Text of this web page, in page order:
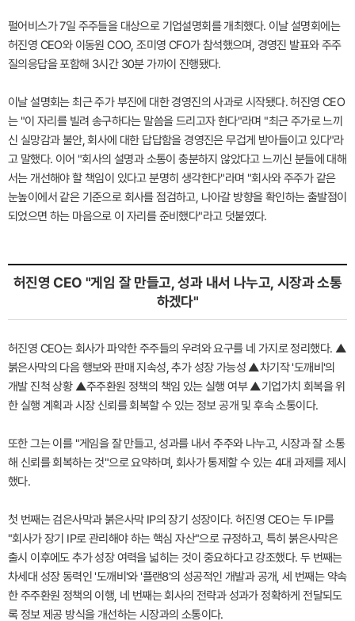
펄어비스가 7일 주주들을 대상으로 기업설명회를 개최했다. 이날 설명회에는
허진영 CEO와 이동원 COO, 조미영 CFO가 참석했으며, 경영진 발표와 주주
질의응답을 포함해 3시간 30분 가까이 진행됐다.
이날 설명회는 최근 주가 부진에 대한 경영진의 사과로 시작됐다. 허진영 CEO
는 "이 자리를 빌려 송구하다는 말씀을 드리고자 한다"라며 "최근 주가로 느끼
신 실망감과 불안, 회사에 대한 답답함을 경영진은 무겁게 받아들이고 있다"라
고 말했다. 이어 "회사의 설명과 소통이 충분하지 않았다고 느끼신 분들에 대해
서는 개선해야 할 책임이 있다고 분명히 생각한다"라며 "회사와 주주가 같은
눈높이에서 같은 기준으로 회사를 점검하고, 나아갈 방향을 확인하는 출발점이
되었으면 하는 마음으로 이 자리를 준비했다"라고 덧붙였다.
허진영 CEO "게임 잘 만들고, 성과 내서 나누고, 시장과 소통
하겠다"
허진영 CEO는 회사가 파악한 주주들의 우려와 요구를 네 가지로 정리했다. ▲
붉은사막의 다음 행보와 판매 지속성, 추가 성장 가능성 ▲차기작 '도깨비'의
개발 진척 상황 ▲주주환원 정책의 책임 있는 실행 여부 ▲기업가치 회복을 위
한 실행 계획과 시장 신뢰를 회복할 수 있는 정보 공개 및 후속 소통이다.
또한 그는 이를 "게임을 잘 만들고, 성과를 내서 주주와 나누고, 시장과 잘 소통
해 신뢰를 회복하는 것"으로 요약하며, 회사가 통제할 수 있는 4대 과제를 제시
했다.
첫 번째는 검은사막과 붉은사막 IP의 장기 성장이다. 허진영 CEO는 두 IP를
"회사가 장기 IP로 관리해야 하는 핵심 자산"으로 규정하고, 특히 붉은사막은
출시 이후에도 추가 성장 여력을 넓히는 것이 중요하다고 강조했다. 두 번째는
차세대 성장 동력인 '도깨비'와 '플랜8'의 성공적인 개발과 공개, 세 번째는 약속
한 주주환원 정책의 이행, 네 번째는 회사의 전략과 성과가 정확하게 전달되도
록 정보 제공 방식을 개선하는 시장과의 소통이다.